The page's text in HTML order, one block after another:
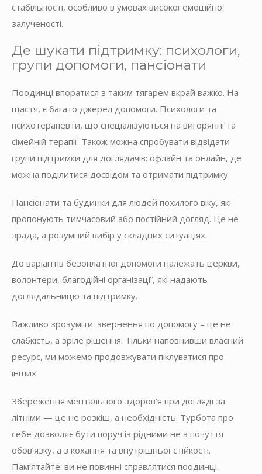
стабільності, особливо в умовах високої емоційної
залученості.
Де шукати підтримку: психологи,
групи допомоги, пансіонати
Поодинці впоратися з таким тягарем вкрай важко. На
щастя, є багато джерел допомоги. Психологи та
психотерапевти, що спеціалізуються на вигорянні та
сімейній терапії. Також можна спробувати відвідати
групи підтримки для доглядачів: офлайн та онлайн, де
можна поділитися досвідом та отримати підтримку.
Пансіонати та будинки для людей похилого віку, які
пропонують тимчасовий або постійний догляд. Це не
зрада, а розумний вибір у складних ситуаціях.
До варіантів безоплатної допомоги належать церкви,
волонтери, благодійні організації, які надають
доглядальницю та підтримку.
Важливо зрозуміти: звернення по допомогу – це не
слабкість, а зріле рішення. Тільки наповнивши власний
ресурс, ми можемо продовжувати піклуватися про
інших.
Збереження ментального здоров’я при догляді за
літніми — це не розкіш, а необхідність. Турбота про
себе дозволяє бути поруч із рідними не з почуття
обов’язку, а з кохання та внутрішньої стійкості.
Пам’ятайте: ви не повинні справлятися поодинці.